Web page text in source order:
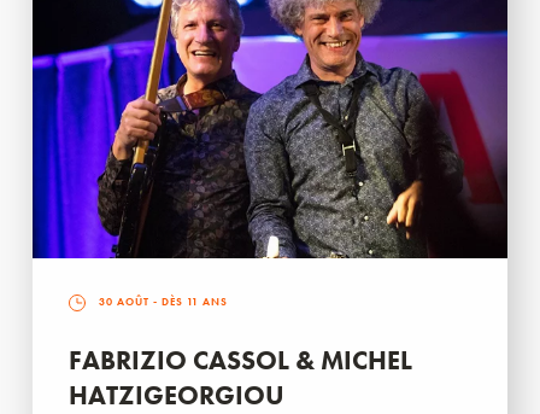
30 AOÛT - DÈS 11 ANS
FABRIZIO CASSOL & MICHEL
HATZIGEORGIOU